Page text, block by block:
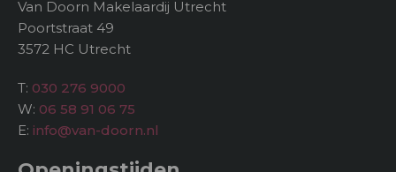
Van Doorn Makelaardij Utrecht
Poortstraat 49
3572 HC Utrecht
T: 030 276 9000
W: 06 58 91 06 75
E: info@van-doorn.nl